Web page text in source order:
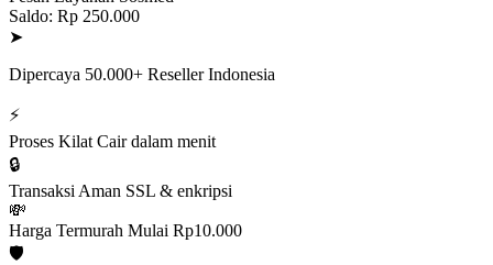
Saldo: Rp 250.000
➤
Dipercaya 50.000+ Reseller Indonesia
⚡
Proses Kilat Cair dalam menit
🔒
Transaksi Aman SSL & enkripsi
💸
Harga Termurah Mulai Rp10.000
🛡️